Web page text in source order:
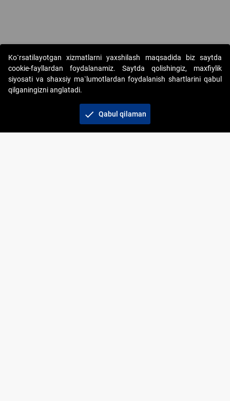
Copyright © 2017-2026. "Elektron onlayn-auksionlarni
tashkil etish" AJ. Barcha huquqlar himoyalangan
Ko`rsatilayotgan xizmatlarni yaxshilash maqsadida biz saytda
cookie-fayllardan foydalanamiz. Saytda qolishingiz, maxfiylik
siyosati va shaxsiy ma`lumotlardan foydalanish shartlarini qabul
qilganingizni anglatadi.
check Qabul qilaman